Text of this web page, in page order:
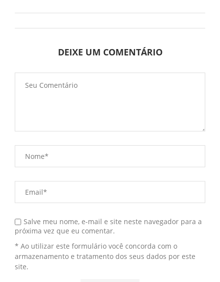
DEIXE UM COMENTÁRIO
Salve meu nome, e-mail e site neste navegador para a
próxima vez que eu comentar.
* Ao utilizar este formulário você concorda com o
armazenamento e tratamento dos seus dados por este
site.